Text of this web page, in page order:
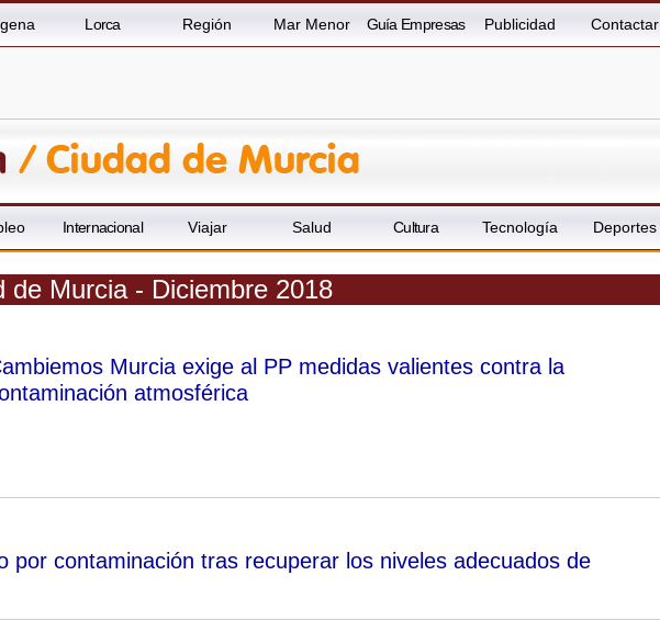
Lorca Región Mar Menor Guía Empresas Publicidad Contactar
Internacional Viajar Salud Cultura Tecnología Deportes
de Murcia - Diciembre 2018
Murcia exige al PP medidas valientes contra la
atmosférica
por contaminación tras recuperar los niveles adecuados de